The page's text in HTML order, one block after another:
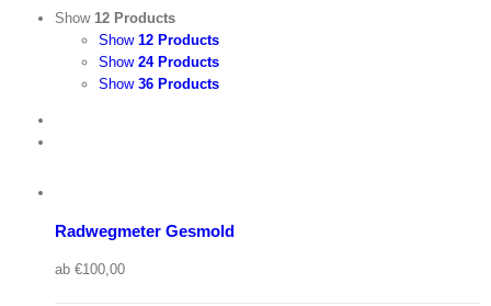
Show 12 Products
Show 12 Products
Show 24 Products
Show 36 Products
Radwegmeter Gesmold
ab €100,00